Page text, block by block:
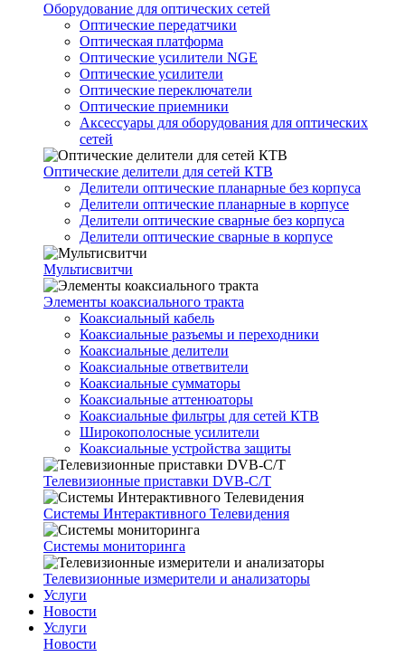
Оборудование для оптических сетей
Оптические передатчики
Оптическая платформа
Оптические усилители NGE
Оптические усилители
Оптические переключатели
Оптические приемники
Аксессуары для оборудования для оптических
сетей
Оптические делители для сетей КТВ
Делители оптические планарные без корпуса
Делители оптические планарные в корпусе
Делители оптические сварные без корпуса
Делители оптические сварные в корпусе
Мультисвитчи
Элементы коаксиального тракта
Коаксиальный кабель
Коаксиальные разъемы и переходники
Коаксиальные делители
Коаксиальные ответвители
Коаксиальные сумматоры
Коаксиальные аттенюаторы
Коаксиальные фильтры для сетей КТВ
Широкополосные усилители
Коаксиальные устройства защиты
Телевизионные приставки DVB-C/T
Системы Интерактивного Телевидения
Системы мониторинга
Телевизионные измерители и анализаторы
Услуги
Новости
Услуги
Новости